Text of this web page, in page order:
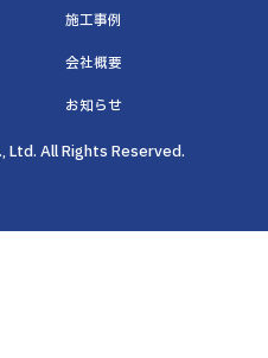
施工事例
会社概要
お知らせ
Ltd. All Rights Reserved.